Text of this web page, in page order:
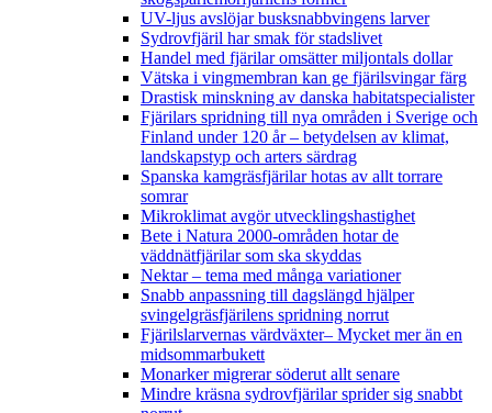
UV-ljus avslöjar busksnabbvingens larver
Sydrovfjäril har smak för stadslivet
Handel med fjärilar omsätter miljontals dollar
Vätska i vingmembran kan ge fjärilsvingar färg
Drastisk minskning av danska habitatspecialister
Fjärilars spridning till nya områden i Sverige och
Finland under 120 år– betydelsen av klimat,
landskapstyp och arters särdrag
Spanska kamgräsfjärilar hotas av allt torrare
somrar
Mikroklimat avgör utvecklingshastighet
Bete i Natura 2000-områden hotar de
väddnätfjärilar som ska skyddas
Nektar – tema med många variationer
Snabb anpassning till dagslängd hjälper
svingelgräsfjärilens spridning norrut
Fjärilslarvernas värdväxter– Mycket mer än en
midsommarbukett
Monarker migrerar söderut allt senare
Mindre kräsna sydrovfjärilar sprider sig snabbt